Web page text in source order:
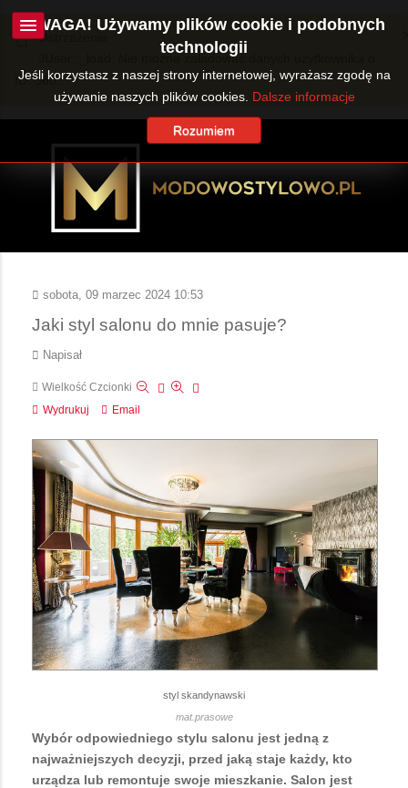
Ostrzeżenie
JUser::_load: Nie można załadować danych użytkownika o
ID: 360.
sobota, 09 marzec 2024 10:53
Jaki styl salonu do mnie pasuje?
Napisał
Wielkość Czcionki
Wydrukuj
Email
styl skandynawski
mat.prasowe
Wybór odpowiedniego stylu salonu jest jedną z
najważniejszych decyzji, przed jaką staje każdy, kto
urządza lub remontuje swoje mieszkanie. Salon jest
UWAGA! Używamy plików cookie i podobnych
technologii
Jeśli korzystasz z naszej strony internetowej, wyrażasz zgodę na
używanie naszych plików cookies. Dalsze informacje
Rozumiem